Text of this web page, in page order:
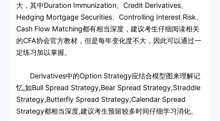
大，其中Duration Immunization、Credit Derivatives、
Hedging Mortgage Securities、Controlling Interest Risk、
Cash Flow Matching都有相当深度，建议考生仔细阅读相关
的CFA协会官方教材，但是每年变化度不大，因此可以通过一
定练习加以掌握。
Derivatives中的Option Strategy应结合模型图来理解记
忆,如Bull Spread Strategy,Bear Spread Strategy,Straddle
Strategy,Butterfly Spread Strategy,Calendar Spread
Strategy都相当深度,建议考生预留较多时间仔细学习消化。